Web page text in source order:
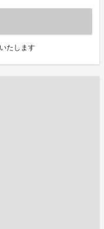
たします